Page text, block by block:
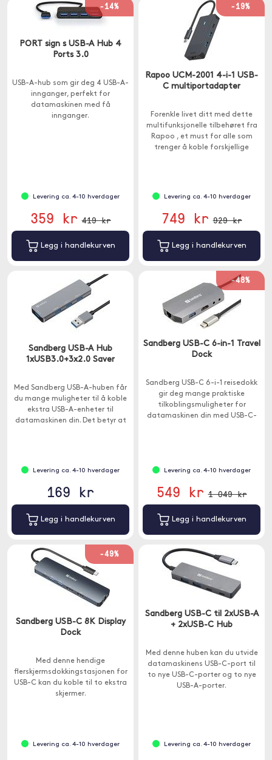
-14%
PORT sign s USB-A Hub 4
Ports 3.0
USB-A-hub som gir deg 4 USB-A-
innganger, perfekt for
datamaskinen med få
innganger.
Levering ca. 4-10 hverdager
359 kr 419 kr
Legg i handlekurven
-19%
Rapoo UCM-2001 4-i-1 USB-
C multiportadapter
Forenkle livet ditt med dette
multifunksjonelle tilbehøret fra
Rapoo , et must for alle som
trenger å koble forskjellige
Levering ca. 4-10 hverdager
749 kr 929 kr
Legg i handlekurven
Sandberg USB-A Hub
1xUSB3.0+3x2.0 Saver
Med Sandberg USB-A-huben får
du mange muligheter til å koble
ekstra USB-A-enheter til
datamaskinen din. Det betyr at
Levering ca. 4-10 hverdager
169 kr
Legg i handlekurven
-48%
Sandberg USB-C 6-in-1 Travel
Dock
Sandberg USB-C 6-i-1 reisedokk
gir deg mange praktiske
tilkoblingsmuligheter for
datamaskinen din med USB-C-
Levering ca. 4-10 hverdager
549 kr 1 049 kr
Legg i handlekurven
-49%
Sandberg USB-C 8K Display
Dock
Med denne hendige
flerskjermsdokkingstasjonen for
USB-C kan du koble til to ekstra
skjermer.
Levering ca. 4-10 hverdager
Sandberg USB-C til 2xUSB-A
+ 2xUSB-C Hub
Med denne huben kan du utvide
datamaskinens USB-C-port til
to nye USB-C-porter og to nye
USB-A-porter.
Levering ca. 4-10 hverdager